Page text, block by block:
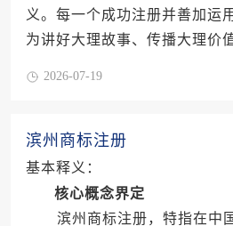
义。每一个成功注册并善加运
为讲好大理故事、传播大理价
2026-07-19
滨州商标注册
基本释义：
核心概念界定
滨州商标注册，特指在中